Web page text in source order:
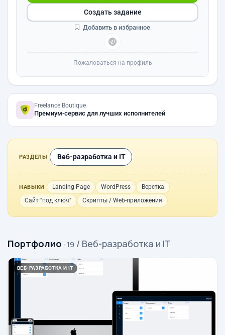
Создать задание
Добавить в избранное
Пожаловаться на профиль
Freelance.Boutique
Премиум-сервис для лучших исполнителей
РАЗДЕЛЫ Веб-разработка и IT
НАВЫКИ Landing Page WordPress
Верстка
Сайт "под ключ"
Скрипты / Web-приложения
Портфолио · 19 / Веб-разработка и IT
ВЕБ-РАЗРАБОТКА И IT